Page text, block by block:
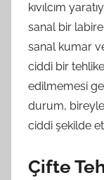
kıvılcım
sanal bir
sanal kumar
ciddi bir
edilmemesi
durum,
ciddi şekilde
Çifte